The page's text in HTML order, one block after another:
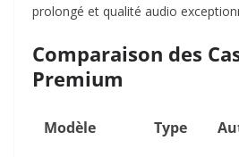
prolongé et qualité audio
Comparaison des
Premium
Modèle Type